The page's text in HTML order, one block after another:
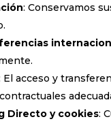
: Conservamos
El acceso y
Directo y cookies: